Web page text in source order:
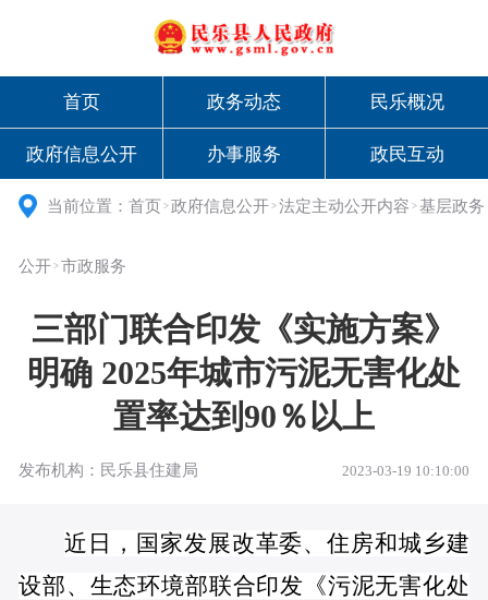
首页 政务动态 民乐概况
政府信息公开 办事服务 政民互动
当前位置：首页 > 政府信息公开 >法定主动公开内容 > 基层政务
公开 > 市政服务
三部门联合印发《实施方案》
明确 2025年城市污泥无害化处
置率达到90％以上
发布机构：民乐县住建局 2023-03-19 10:10:00
近日，国家发展改革委、住房和城乡建
设部、生态环境部联合印发《污泥无害化处